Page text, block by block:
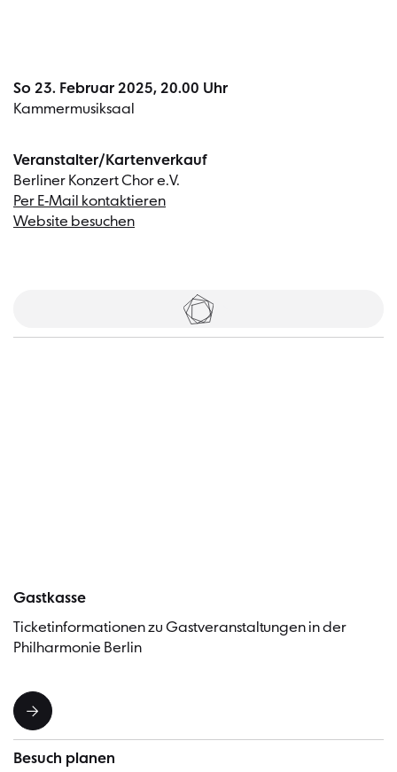
So 23. Februar 2025, 20.00 Uhr
Kammermusiksaal
Veranstalter/Kartenverkauf
Berliner Konzert Chor e.V.
Per E-Mail kontaktieren
Website besuchen
Tickets
Gastkasse
Ticketinformationen zu Gastveranstaltungen in der
Philharmonie Berlin
Besuch planen